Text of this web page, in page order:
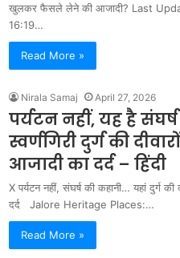
खुलकर फैसले लेने की आजादी? Last
16:19…
Read More »
Nirala Samaj April 27, 2026
पर्यटन नहीं, यह है
स्वर्णगिरी दुर्ग की
आजादी का दर्द – हिंदी
X पर्यटन नहीं, संघर्ष की कहानी… यहां दुर्ग
दर्द Jalore Heritage Places:…
Read More »